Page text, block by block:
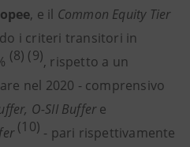
, e il Common Equity Tier
i criteri transitori in
(8) (9), rispetto a un
nel 2020 - comprensivo
O-SII Buffere
(10) - pari rispettivamente